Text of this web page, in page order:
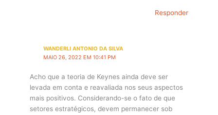
Responder
WANDERLI ANTONIO DA SILVA
MAIO 26, 2022 EM 10:41 PM
Acho que a teoria de Keynes ainda deve ser
levada em conta e reavaliada nos seus aspectos
mais positivos. Considerando-se o fato de que
setores estratégicos, devem permanecer sob